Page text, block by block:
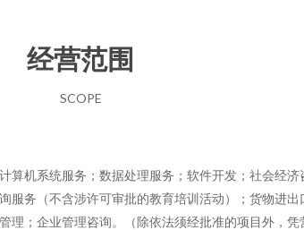
经营范围
SCOPE
机系统服务；数据处理服务；软件开发；社会经
务（不含涉许可审批的教育培训活动）；货物进
；企业管理咨询。（除依法须经批准的项目外，